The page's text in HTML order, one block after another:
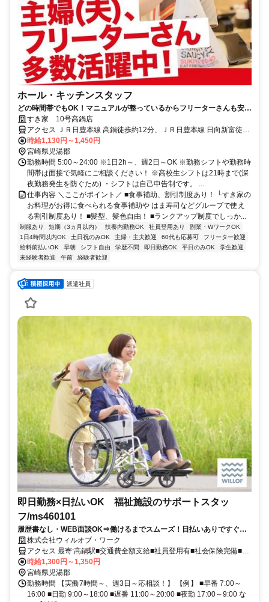
ホール・キッチンスタッフ
どの時間帯でもOK！マニュアルが整っているからフリーターさんも安心
です♪すき家 10号高鍋店
アクセス ＪＲ日豊本線 高鍋徒歩約12分、ＪＲ日豊本線 日向新富徒歩
約74分、ＪＲ日豊本線 川南徒歩約120分 高鍋駅徒歩13分
時給1,130円～1,450円
宮崎県児湯郡
勤務時間 5:00～24:00 ※1日2h～、週2日～OK ※勤務シフトや勤務時
間帯は面接で気軽にご相談ください！ ※高校生シフトは21時まで(深
夜勤務発生を防ぐため) ・シフトは自己申告制です。 ...
仕事内容 ＼ここがポイント／ ■食事補助、割引制度あり！ └すき家の
お料理がお得に食べられる食事補助や はま寿司などグループで使え
る割引制度あり！ ■髪型、髪色自由！ ■ランクアップ制度でしっか...
制服あり 短期（3ヵ月以内） 扶養内勤務OK 社員登用あり
副業・WワークOK
1日4時間以内OK
土日祝のみOK 主婦・主夫歓迎 60代も応募可
フリーター歓迎
給料前払いOK
早朝 シフト自由 学歴不問 即日勤務OK 平日のみOK
学生歓迎
未経験者歓迎
午前 経験者歓迎
派遣社員
即日勤務×日払いOK 福祉施設のサポートスタッ
フ/ms460101
履歴書なし・WEB面談OK⇒働けるまでスムーズ！日払いありですぐ稼
げる★介護デビュー応援！
株式会社ウィルオブ・ワーク
アクセス 最寄:高鍋駅■交通費全額支給■社員登用有■社会保険完備■履
歴書不要
時給1,300円～1,350円
宮崎県児湯郡
勤務時間 【実働7時間～、週3日～応相談！】 【例】 ■早番 7:00～
16:00 ■日勤 9:00～18:00 ■遅番 11:00～20:00 ■夜勤 17:00～9:00 な